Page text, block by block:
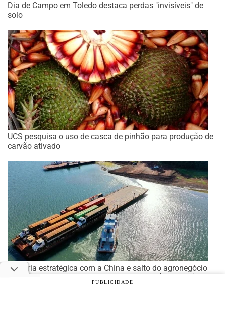
Dia de Campo em Toledo destaca perdas "invisíveis" de
solo
UCS pesquisa o uso de casca de pinhão para produção de
carvão ativado
Parceria estratégica com a China e salto do agronegócio
levam Tocantins a superávit recorde de US$ 1,7 bilhão
PUBLICIDADE